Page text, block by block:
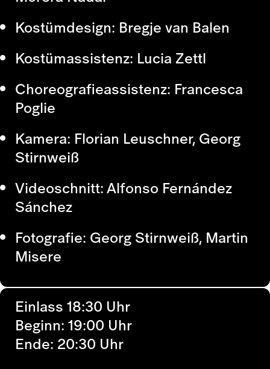
Kostümdesign: Bregje van Balen
Kostümassistenz: Lucia Zettl
Choreografieassistenz: Francesca
Poglie
Kamera: Florian Leuschner, Georg
Stirnweiß
Videoschnitt:Alfonso Fernández
Sánchez
Fotografie: Georg Stirnweiß, Martin
Misere
Einlass 18:30 Uhr
Beginn: 19:00 Uhr
Ende: 20:30 Uhr